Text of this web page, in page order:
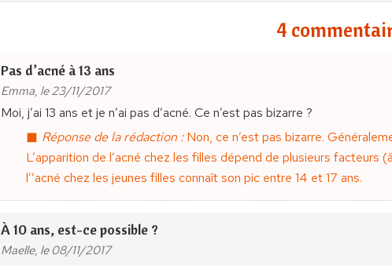
4
Pas d’acné à 13 ans
Emma, le 23/11/2017
Moi, j’ai 13 ans et je n’ai pas d’acné. Ce n’est pas bizarre ?
Réponse de la rédaction :Non, ce n’est pas bizarre.
L’apparition de l’acné chez les filles dépend de plusieurs
l’’acné chez les jeunes filles connaît son pic entre 14 et 17 ans.
À 10 ans, est-ce possible ?
Maelle, le 08/11/2017